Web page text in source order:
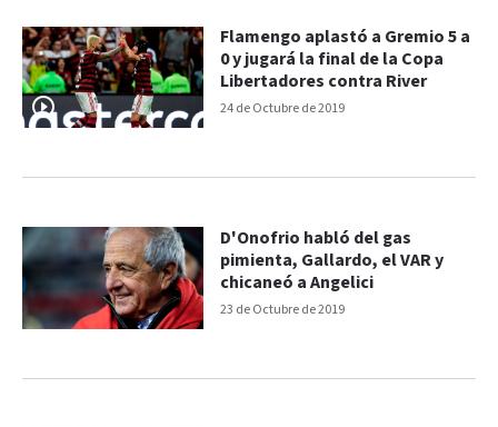
24 de Octubre de 2019
Flamengo aplastó a Gremio 5 a
0 y jugará la final de la Copa
Libertadores contra River
23 de Octubre de 2019
D'Onofrio habló del gas
pimienta, Gallardo, el VAR y
chicaneó a Angelici